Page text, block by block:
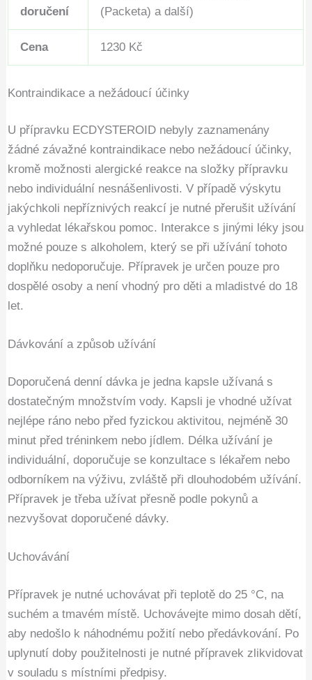
doručení
(Packeta) a další)
Cena 1230 Kč
Kontraindikace a nežádoucí účinky
U přípravku ECDYSTEROID nebyly zaznamenány
žádné závažné kontraindikace nebo nežádoucí účinky,
kromě možnosti alergické reakce na složky přípravku
nebo individuální nesnášenlivosti. V případě výskytu
jakýchkoli nepříznivých reakcí je nutné přerušit užívání
a vyhledat lékařskou pomoc. Interakce s jinými léky jsou
možné pouze s alkoholem, který se při užívání tohoto
doplňku nedoporučuje. Přípravek je určen pouze pro
dospělé osoby a není vhodný pro děti a mladistvé do 18
let.
Dávkování a způsob užívání
Doporučená denní dávka je jedna kapsle užívaná s
dostatečným množstvím vody. Kapsli je vhodné užívat
nejlépe ráno nebo před fyzickou aktivitou, nejméně 30
minut před tréninkem nebo jídlem. Délka užívání je
individuální, doporučuje se konzultace s lékařem nebo
odborníkem na výživu, zvláště při dlouhodobém užívání.
Přípravek je třeba užívat přesně podle pokynů a
nezvyšovat doporučené dávky.
Uchovávání
Přípravek je nutné uchovávat při teplotě do 25 °C, na
suchém a tmavém místě. Uchovávejte mimo dosah dětí,
aby nedošlo k náhodnému požití nebo předávkování. Po
uplynutí doby použitelnosti je nutné přípravek zlikvidovat
v souladu s místními předpisy.